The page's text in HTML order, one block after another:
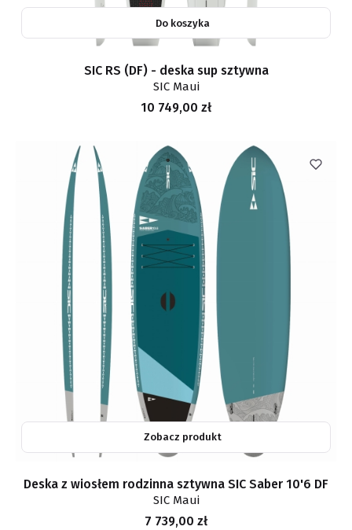
Do koszyka
SIC RS (DF) - deska sup sztywna
SIC Maui
Cena
10 749,00 zł
Zobacz produkt
Deska z wiosłem rodzinna sztywna SIC Saber 10'6 DF
SIC Maui
Cena
7 739,00 zł